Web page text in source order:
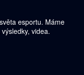
esportu. Máme
videa.